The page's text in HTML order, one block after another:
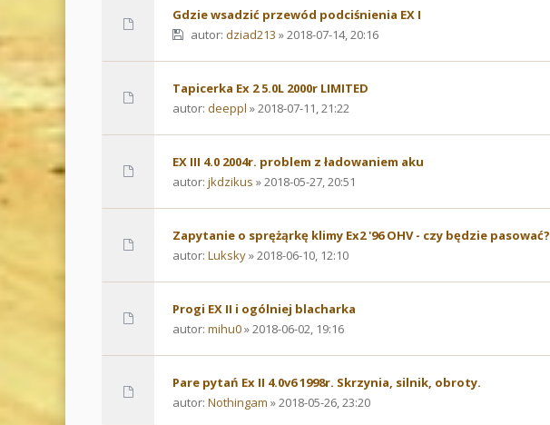
Gdzie wsadzić przewód podciśnienia EX I
autor: dziad213 » 2018-07-14, 20:16
Tapicerka Ex 2 5.0L 2000r LIMITED
autor: deeppl » 2018-07-11, 21:22
EX III 4.0 2004r. problem z ładowaniem aku
autor: jkdzikus » 2018-05-27, 20:51
Zapytanie o sprężąrkę klimy Ex2 '96 OHV - czy będzie pasować?
autor: Luksky» 2018-06-10, 12:10
Progi EX II i ogólniej blacharka
autor: mihu0» 2018-06-02, 19:16
Pare pytań Ex II 4.0v6 1998r. Skrzynia, silnik, obroty.
autor: Nothingam » 2018-05-26, 23:20